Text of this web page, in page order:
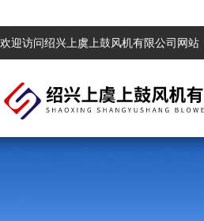
欢迎访问绍兴上虞上鼓风机有限公司网站